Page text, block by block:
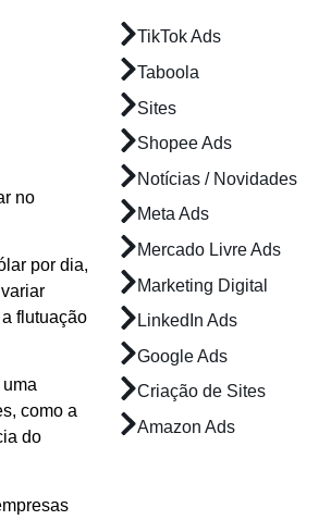
no
por dia,
flutuação
como a
do
TikTok Ads
Taboola
Sites
Shopee Ads
Notícias / Novidades
Meta Ads
Mercado Livre Ads
Marketing Digital
LinkedIn Ads
Google Ads
Criação de Sites
Amazon Ads